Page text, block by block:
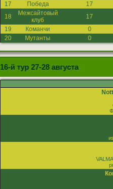
17
Победа
17
18
Межсайтовый
клуб
17
19
Команчи
0
20
Мутанты 0
16-й тур 27-28 августа